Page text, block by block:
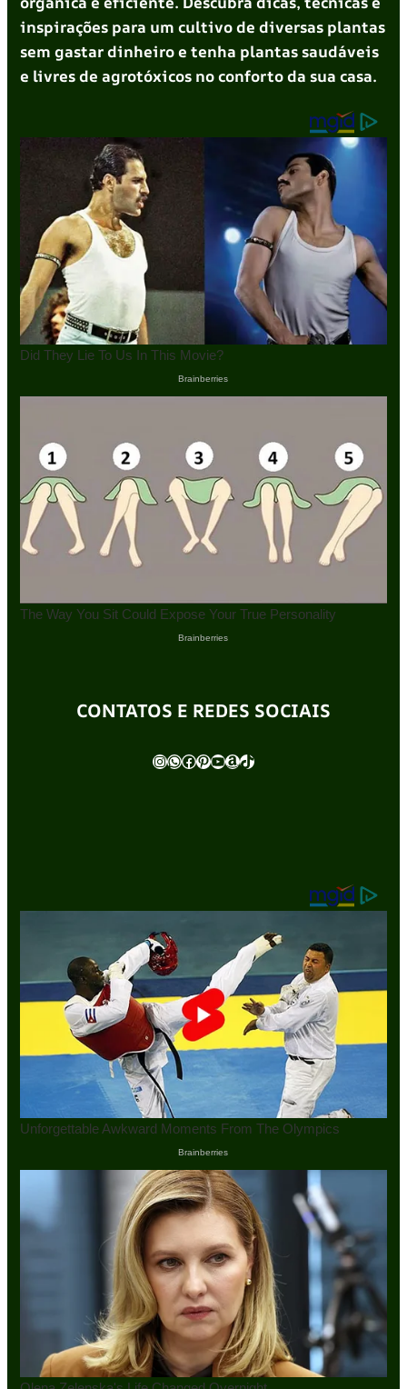
inspirações para um cultivo de diversas plantas
sem gastar dinheiro e tenha plantas saudáveis
e livres de agrotóxicos no conforto da sua casa.
CONTATOS E REDES SOCIAIS
InstagramWhatsApp Facebook Pinterest Youtube Amazon TikTok